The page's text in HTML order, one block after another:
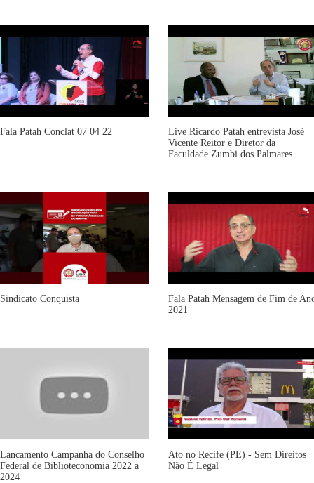
Fala Patah Conclat 07 04 22
Live Ricardo Patah entrevista José
Vicente Reitor e Diretor da
Faculdade Zumbi dos Palmares
Sindicato Conquista
Fala Patah Mensagem de Fim de
2021
Lancamento Campanha do Conselho
Federal de Biblioteconomia 2022 a
2024
Ato no Recife (PE) - Sem Direitos
Não É Legal